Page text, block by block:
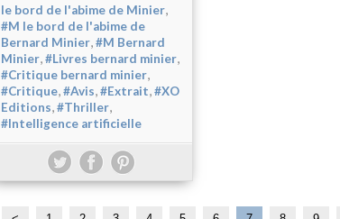
le bord de l'abime de Minier,
#M le bord de l'abime de
Bernard Minier,#M Bernard
Minier,#Livres bernard minier,
#Critique bernard minier,
#Critique,#Avis,#Extrait,#XO
Editions,#Thriller,
#Intelligence artificielle